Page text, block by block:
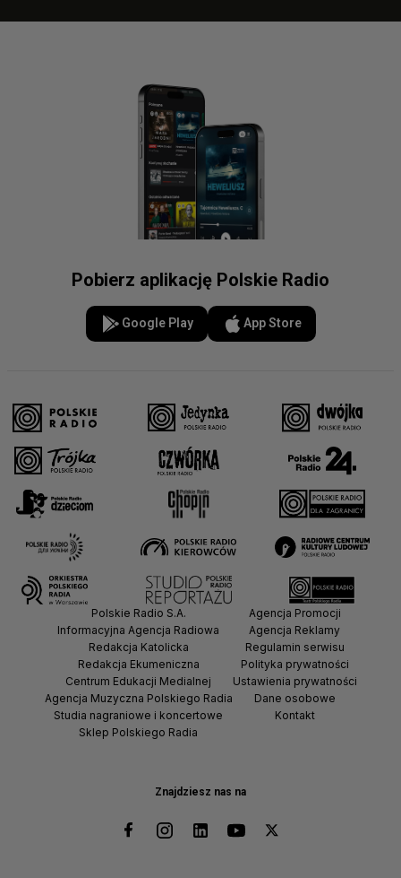
Pobierz aplikację Polskie Radio
Google Play App Store
Znajdziesz nas na
Polskie Radio S.A.
Informacyjna Agencja Radiowa
Redakcja Katolicka
Redakcja Ekumeniczna
Centrum Edukacji Medialnej
Agencja Muzyczna Polskiego Radia
Studia nagraniowe i koncertowe
Sklep Polskiego Radia
Agencja Promocji
Agencja Reklamy
Regulamin serwisu
Polityka prywatności
Ustawienia prywatności
Dane osobowe
Kontakt